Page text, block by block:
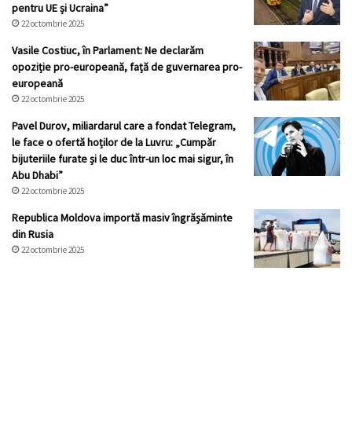
pentru UE și Ucraina”
22 octombrie 2025
Vasile Costiuc, în Parlament: Ne declarăm
opoziție pro-europeană, față de guvernarea pro-
europeană
22 octombrie 2025
Pavel Durov, miliardarul care a fondat Telegram,
le face o ofertă hoților de la Luvru: „Cumpăr
bijuteriile furate și le duc într-un loc mai sigur, în
Abu Dhabi”
22 octombrie 2025
Republica Moldova importă masiv îngrășăminte
din Rusia
22 octombrie 2025